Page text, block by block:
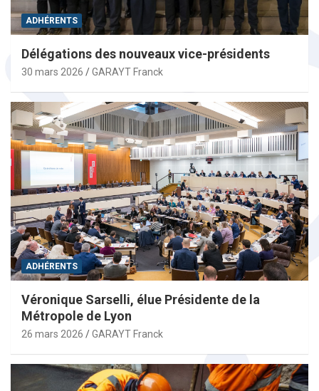
ADHÉRENTS
Délégations des nouveaux vice-présidents
30 mars 2026 GARAYT Franck
ADHÉRENTS
Véronique Sarselli, élue Présidente de la
Métropole de Lyon
26 mars 2026 GARAYT Franck